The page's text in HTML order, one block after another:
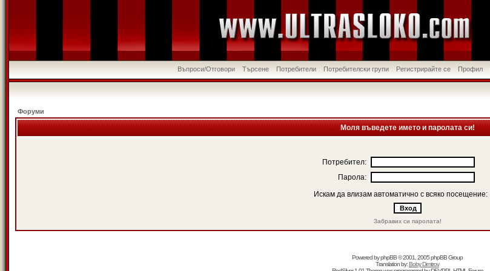
Въпроси/Отговори Търсене Потребители Потребителски групи Регистрирайте се Профил
Форуми
Моля въведете името и паролата си!
Потребител:
Парола:
Искам да влизам автоматично с всяко посещение:
Забравих си паролата!
Powered byphpBB© 2001, 2005 phpBB Group
Translation by:Boby Dimitrov